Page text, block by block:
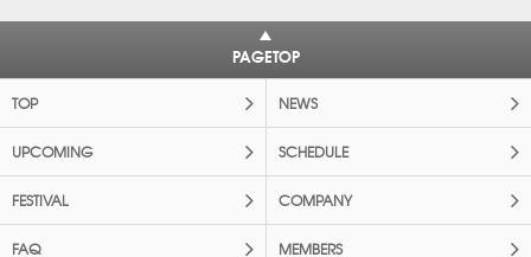
PAGETOP
TOP NEWS
UPCOMING SCHEDULE
FESTIVAL COMPANY
FAQ MEMBERS